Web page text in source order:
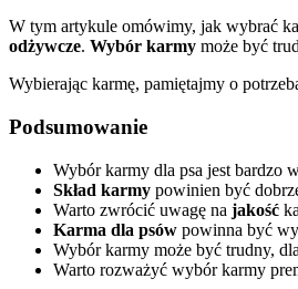
W tym artykule omówimy, jak wybrać
odżywcze. Wybór karmy może być
Wybierając karmę, pamiętajmy o
Podsumowanie
Wybór karmy dla psa jest bardzo
Skład karmy powinien być
Warto zwrócić uwagę na jakość
Karma dla psów powinna być
Wybór karmy może być trudny,
Warto rozważyć wybór karmy